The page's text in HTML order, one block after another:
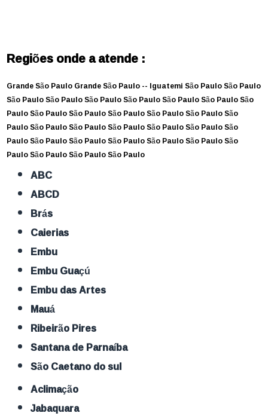
Regiões onde a atende :
Grande São PauloGrande São Paulo -- IguatemiSão PauloSão Paulo
São PauloSão PauloSão PauloSão PauloSão PauloSão PauloSão
PauloSão PauloSão PauloSão PauloSão PauloSão PauloSão
PauloSão PauloSão PauloSão PauloSão PauloSão PauloSão
PauloSão PauloSão PauloSão PauloSão PauloSão PauloSão
PauloSão PauloSão PauloSão Paulo
ABC
ABCD
Brás
Caierias
Embu
Embu Guaçú
Embu das Artes
Mauá
Ribeirão Pires
Santana de Parnaíba
São Caetano do sul
Aclimação
Jabaquara